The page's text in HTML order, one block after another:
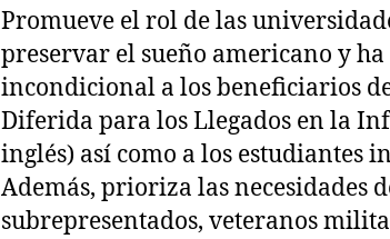
Promueve el rol de las
preservar el sueño americano y ha
incondicional a los beneficiarios
Diferida para los Llegados en la
inglés) así como a los estudiantes
Además, prioriza las necesidades
subrepresentados, veteranos